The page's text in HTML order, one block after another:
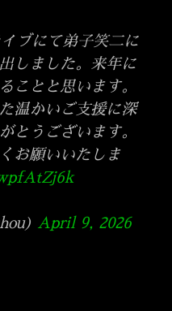
ブにて弟子笑二に
しました。来年に
ことと思います。
温かいご支援に深
とうございます。
お願いいたしま
April 9, 2026